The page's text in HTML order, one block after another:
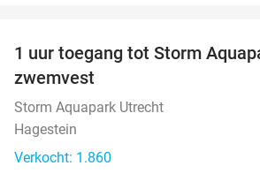
1 uur toegang tot Storm
zwemvest
Storm Aquapark Utrecht
Hagestein
Verkocht: 1.860